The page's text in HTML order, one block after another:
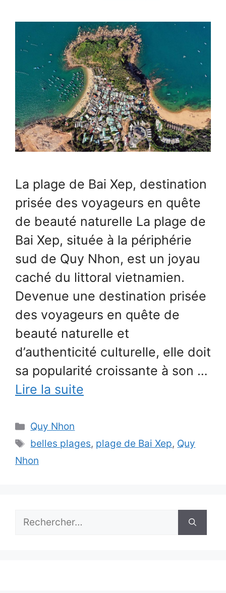
La plage de Bai Xep, destination
prisée des voyageurs en quête
de beauté naturelle La plage de
Bai Xep, située à la périphérie
sud de Quy Nhon, est un joyau
caché du littoral vietnamien.
Devenue une destination prisée
des voyageurs en quête de
beauté naturelle et
d’authenticité culturelle, elle doit
sa popularité croissante à son …
Lire la suite
Catégories
Quy Nhon
Étiquettes
belles plages, plage de Bai Xep, Quy
Nhon
Rechercher :